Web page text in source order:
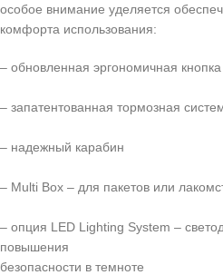
особое внимание уделяется
комфорта использования:
– обновленная эргономичная
– запатентованная тормозная
– надежный карабин
– Multi Box – для пакетов или
– опция LED Lighting System –
повышения
безопасности в темноте